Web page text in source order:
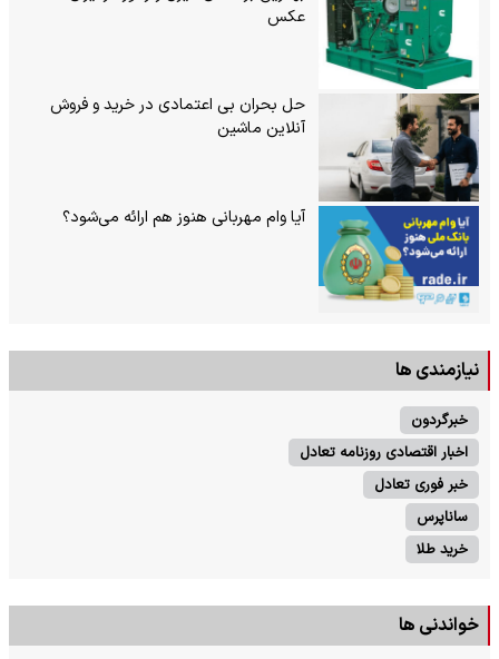
عکس
حل بحران بی‌ اعتمادی در خرید و فروش
آنلاین ماشین
آیا وام مهربانی هنوز هم ارائه می‌شود؟
نیازمندی ها
خبرگردون
اخبار اقتصادی روزنامه تعادل
خبر فوری تعادل
ساناپرس
خرید طلا
خواندنی ها